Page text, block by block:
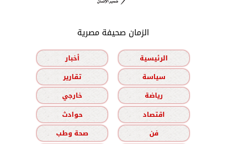
الزمان صحيفة مصرية
الرئيسية
أخبار
سياسة
تقارير
رياضة
خارجي
اقتصاد
حوادث
فن
صحة وطب